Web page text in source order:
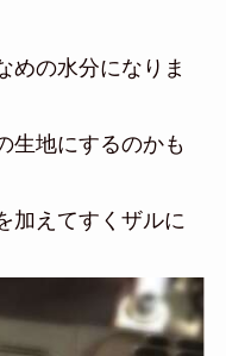
めの水分になりま
生地にするのかも
加えてすくザルに